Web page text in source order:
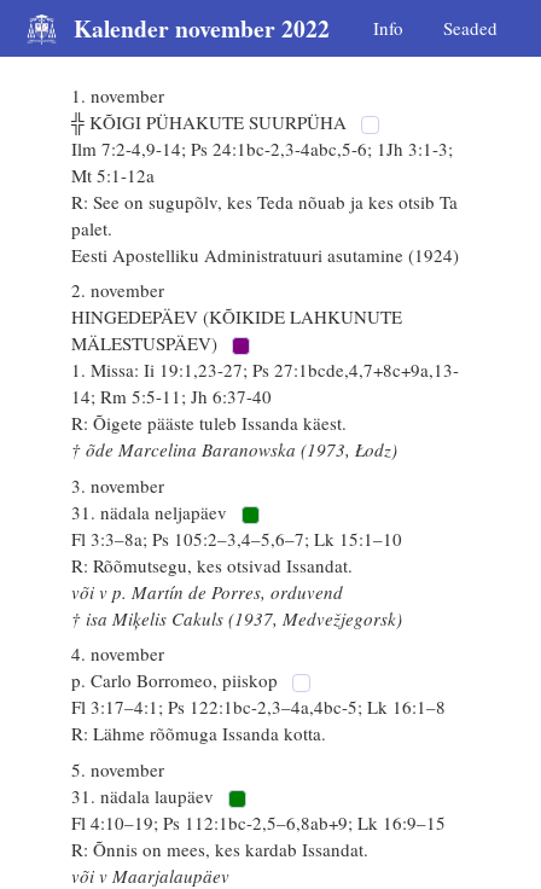
Kalender november 2022 Info Seaded
1. november
╬ KÕIGI PÜHAKUTE SUURPÜHA
Ilm 7:2-4,9-14; Ps 24:1bc-2,3-4abc,5-6; 1Jh 3:1-3;
Mt 5:1-12a
R: See on sugupõlv, kes Teda nõuab ja kes otsib Ta
palet.
Eesti Apostelliku Administratuuri asutamine (1924)
2. november
HINGEDEPÄEV (KÕIKIDE LAHKUNUTE
MÄLESTUSPÄEV)
1. Missa: Ii 19:1,23-27; Ps 27:1bcde,4,7+8c+9a,13-
14; Rm 5:5-11; Jh 6:37-40
R: Õigete pääste tuleb Issanda käest.
† õde Marcelina Baranowska (1973, Łodz)
3. november
31. nädala neljapäev
Fl 3:3–8a; Ps 105:2–3,4–5,6–7; Lk 15:1–10
R: Rõõmutsegu, kes otsivad Issandat.
või v p. Martín de Porres, orduvend
† isa Miķelis Cakuls (1937, Medvežjegorsk)
4. november
p. Carlo Borromeo, piiskop
Fl 3:17–4:1; Ps 122:1bc-2,3–4a,4bc-5; Lk 16:1–8
R: Lähme rõõmuga Issanda kotta.
5. november
31. nädala laupäev
Fl 4:10–19; Ps 112:1bc-2,5–6,8ab+9; Lk 16:9–15
R: Õnnis on mees, kes kardab Issandat.
või v Maarjalaupäev